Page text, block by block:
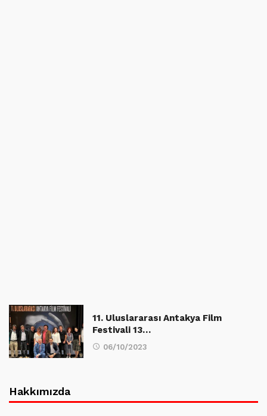
11. Uluslararası Antakya Film
Festivali 13…
06/10/2023
Hakkımızda